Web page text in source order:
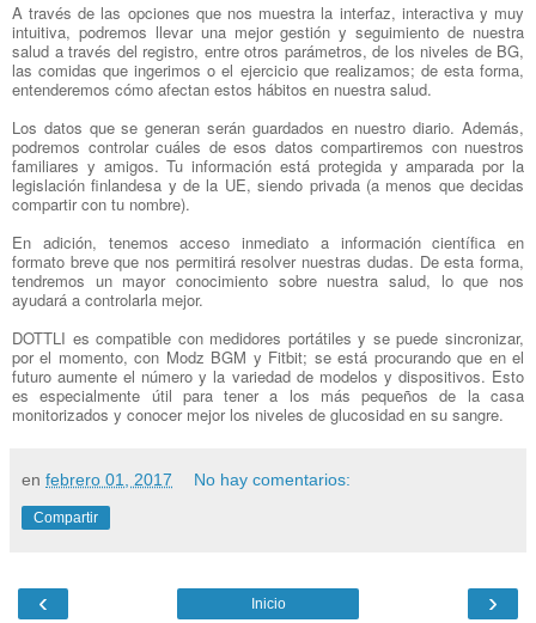
A través de las opciones que nos muestra la interfaz, interactiva y muy
intuitiva, podremos llevar una mejor gestión y seguimiento de nuestra
salud a través del registro, entre otros parámetros, de los niveles de BG,
las comidas que ingerimos o el ejercicio que realizamos; de esta forma,
entenderemos cómo afectan estos hábitos en nuestra salud.
Los datos que se generan serán guardados en nuestro diario. Además,
podremos controlar cuáles de esos datos compartiremos con nuestros
familiares y amigos. Tu información está protegida y amparada por la
legislación finlandesa y de la UE, siendo privada (a menos que decidas
compartir con tu nombre).
En adición, tenemos acceso inmediato a información científica en
formato breve que nos permitirá resolver nuestras dudas. De esta forma,
tendremos un mayor conocimiento sobre nuestra salud, lo que nos
ayudará a controlarla mejor.
DOTTLI es compatible con medidores portátiles y se puede sincronizar,
por el momento, con Modz BGM y Fitbit; se está procurando que en el
futuro aumente el número y la variedad de modelos y dispositivos. Esto
es especialmente útil para tener a los más pequeños de la casa
monitorizados y conocer mejor los niveles de glucosidad en su sangre.
en febrero 01, 2017 No hay comentarios:
Compartir
‹ ›
Inicio